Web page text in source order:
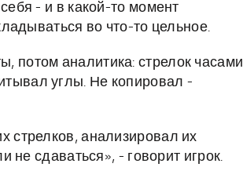
- и в какой-то момент
во что-то цельное.
потом аналитика: стрелок часами
углы. Не копировал -
стрелков, анализировал их
не сдаваться», - говорит игрок.